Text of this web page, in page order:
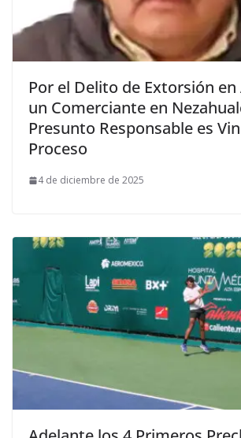
Por el Delito de Extorsión en
un Comerciante en
Presunto Responsable es
Proceso
4 de diciembre de 2025